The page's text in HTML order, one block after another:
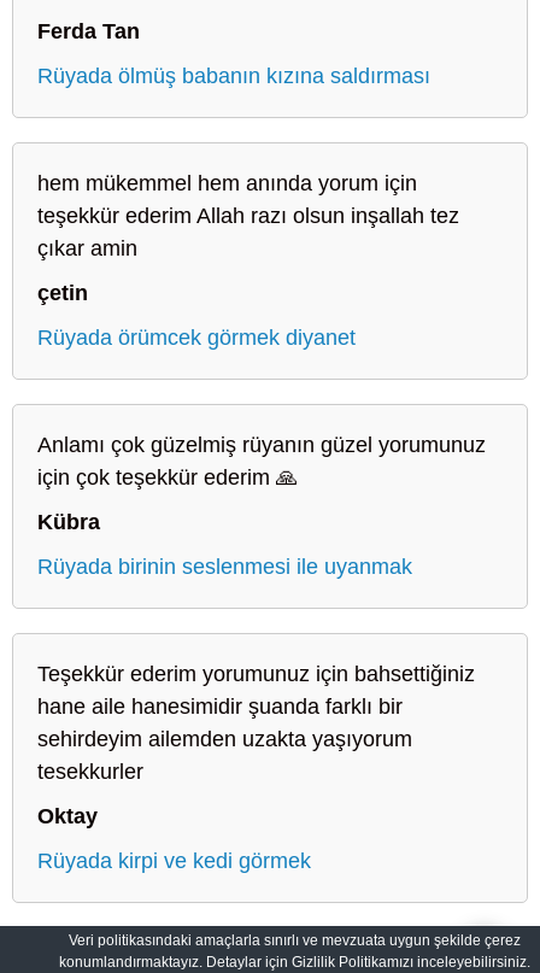
Ferda Tan
Rüyada ölmüş babanın kızına saldırması
hem mükemmel hem anında yorum için
teşekkür ederim Allah razı olsun inşallah tez
çıkar amin
çetin
Rüyada örümcek görmek diyanet
Anlamı çok güzelmiş rüyanın güzel yorumunuz
için çok teşekkür ederim 🙏
Kübra
Rüyada birinin seslenmesi ile uyanmak
Teşekkür ederim yorumunuz için bahsettiğiniz
hane aile hanesimidir şuanda farklı bir
sehirdeyim ailemden uzakta yaşıyorum
tesekkurler
Oktay
Rüyada kirpi ve kedi görmek
Sahih Rüyalar: Rüyaların Dilini Öğrenin Gizlilik Politikası
Veri politikasındaki amaçlarla sınırlı ve mevzuata uygun şekilde çerez
konumlandırmaktayız. Detaylar için Gizlilik Politikamızı inceleyebilirsiniz.